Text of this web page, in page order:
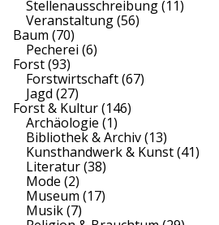
Stellenausschreibung(11)
Veranstaltung(56)
Baum (70)
Pecherei (6)
Forst(93)
Forstwirtschaft(67)
Jagd (27)
Forst & Kultur(146)
Archäologie (1)
Bibliothek & Archiv(13)
Kunsthandwerk & Kunst(41)
Literatur(38)
Mode (2)
Museum (17)
Musik(7)